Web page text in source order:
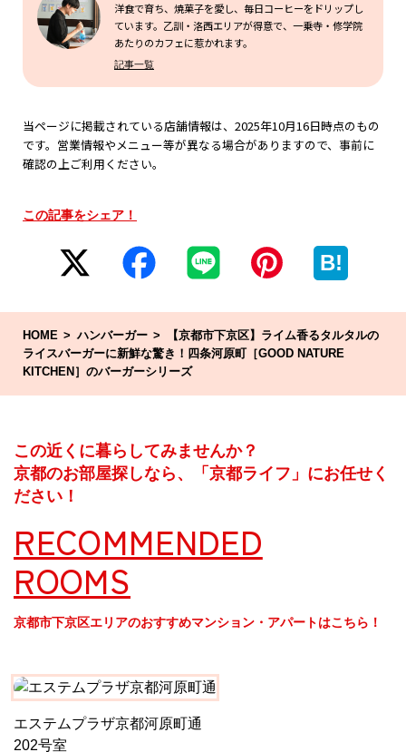
洋食で育ち、焼菓子を愛し、毎日コーヒーをドリップし
ています。乙訓・洛西エリアが得意で、一乗寺・修学院
あたりのカフェに惹かれます。
記事一覧
当ページに掲載されている店舗情報は、2025年10月16日時点のもの
です。営業情報やメニュー等が異なる場合がありますので、事前に
確認の上ご利用ください。
この記事をシェア！
B!
HOME ハンバーガー
【京都市下京区】ライム香るタルタルの
ライスバーガーに新鮮な驚き！四条河原町［GOOD NATURE
KITCHEN］のバーガーシリーズ
この近くに暮らしてみませんか？
京都のお部屋探しなら、「京都ライフ」にお任せく
ださい！
RECOMMENDED
ROOMS
京都市下京区エリアのおすすめマンション・アパートはこちら！
エステムプラザ京都河原町通
202号室